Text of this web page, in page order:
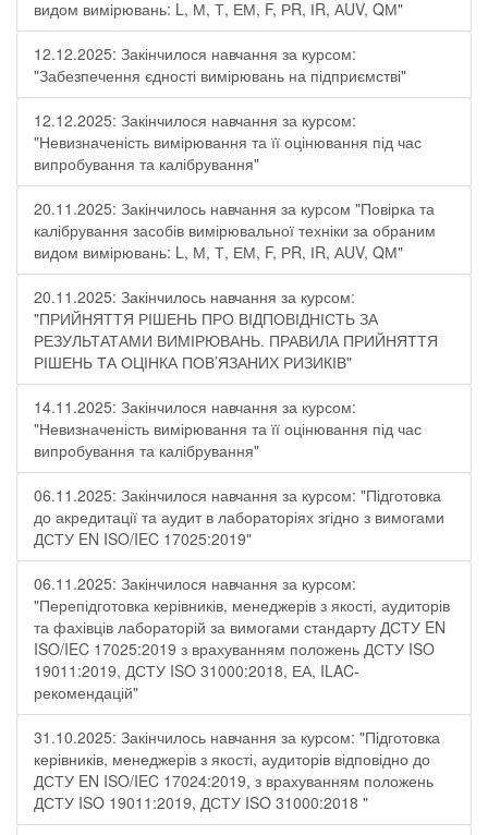
видом вимірювань: L, М, Т, ЕМ, F, РR, ІR, АUV, QМ"
12.12.2025: Закінчилося навчання за курсом:
"Забезпечення єдності вимірювань на підприємстві"
12.12.2025: Закінчилося навчання за курсом:
"Невизначеність вимірювання та її оцінювання під час
випробування та калібрування"
20.11.2025: Закінчилось навчання за курсом "Повірка та
калібрування засобів вимірювальної техніки за обраним
видом вимірювань: L, М, Т, ЕМ, F, РR, ІR, АUV, QМ"
20.11.2025: Закінчилось навчання за курсом:
"ПРИЙНЯТТЯ РІШЕНЬ ПРО ВІДПОВІДНІСТЬ ЗА
РЕЗУЛЬТАТАМИ ВИМІРЮВАНЬ. ПРАВИЛА ПРИЙНЯТТЯ
РІШЕНЬ ТА ОЦІНКА ПОВ’ЯЗАНИХ РИЗИКІВ"
14.11.2025: Закінчилося навчання за курсом:
"Невизначеність вимірювання та її оцінювання під час
випробування та калібрування"
06.11.2025: Закінчилося навчання за курсом: "Підготовка
до акредитації та аудит в лабораторіях згідно з вимогами
ДСТУ EN ISO/IEC 17025:2019"
06.11.2025: Закінчилося навчання за курсом:
"Перепідготовка керівників, менеджерів з якості, аудиторів
та фахівців лабораторій за вимогами стандарту ДСТУ EN
ISO/IEC 17025:2019 з врахуванням положень ДСТУ ISO
19011:2019, ДСТУ ISO 31000:2018, ЕА, ILAC-
рекомендацій"
31.10.2025: Закінчилось навчання за курсом: "Підготовка
керівників, менеджерів з якості, аудиторів відповідно до
ДСТУ EN ISO/IEC 17024:2019, з врахуванням положень
ДСТУ ISO 19011:2019, ДСТУ ISO 31000:2018 "